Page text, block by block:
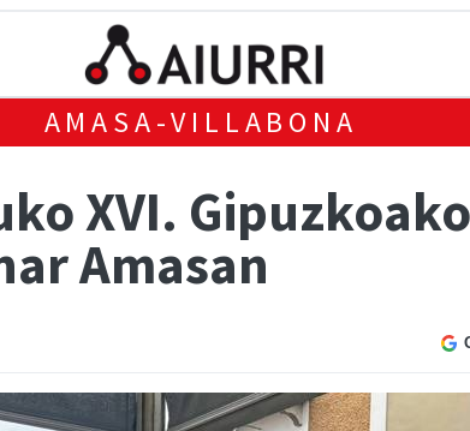
AMASA-VILLABONA
XVI.
Amasan